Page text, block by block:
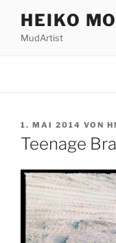
Inhalt
springen
HEIKO
MudArtist
VERÖFFENTLICHT
AM
1. MAI 2014 VON
Teenage